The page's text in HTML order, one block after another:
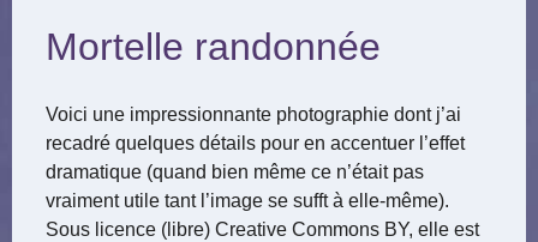
Mortelle randonnée
Voici une impressionnante photographie dont j’ai
recadré quelques détails pour en accentuer l’effet
dramatique (quand bien même ce n’était pas
vraiment utile tant l’image se sufft à elle-même).
Sous licence (libre) Creative Commons BY, elle est